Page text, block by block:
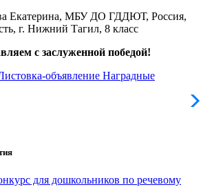
Екатерина, МБУ ДО ГДДЮТ, Россия,
г. Нижний Тагил, 8 класс
с заслуженной победой!
объявление Наградные
для дошкольников по речевому